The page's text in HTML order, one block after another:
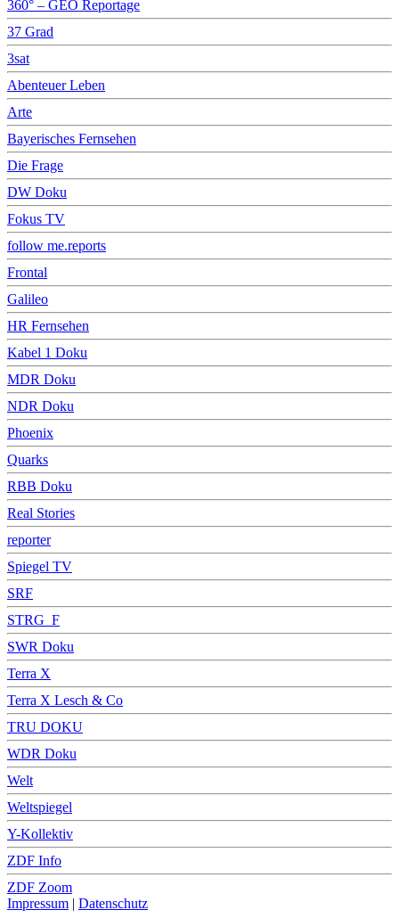
360° – GEO Reportage
37 Grad
3sat
Abenteuer Leben
Arte
Bayerisches Fernsehen
Die Frage
DW Doku
Fokus TV
follow me.reports
Frontal
Galileo
HR Fernsehen
Kabel 1 Doku
MDR Doku
NDR Doku
Phoenix
Quarks
RBB Doku
Real Stories
reporter
Spiegel TV
SRF
STRG_F
SWR Doku
Terra X
Terra X Lesch & Co
TRU DOKU
WDR Doku
Welt
Weltspiegel
Y-Kollektiv
ZDF Info
ZDF Zoom
Impressum | Datenschutz